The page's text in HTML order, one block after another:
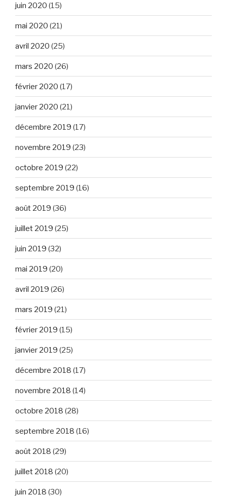
juin 2020 (15)
mai 2020 (21)
avril 2020 (25)
mars 2020 (26)
février 2020 (17)
janvier 2020 (21)
décembre 2019 (17)
novembre 2019 (23)
octobre 2019 (22)
septembre 2019 (16)
août 2019 (36)
juillet 2019 (25)
juin 2019 (32)
mai 2019 (20)
avril 2019 (26)
mars 2019 (21)
février 2019 (15)
janvier 2019 (25)
décembre 2018 (17)
novembre 2018 (14)
octobre 2018 (28)
septembre 2018 (16)
août 2018 (29)
juillet 2018 (20)
juin 2018 (30)